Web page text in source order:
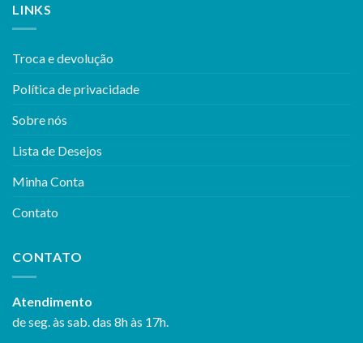
LINKS
Troca e devolução
Política de privacidade
Sobre nós
Lista de Desejos
Minha Conta
Contato
CONTATO
Atendimento
de seg. às sab. das 8h às 17h.